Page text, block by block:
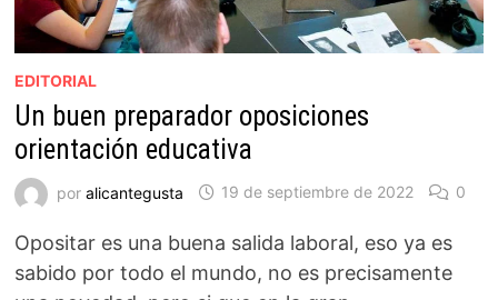
EDITORIAL
Un buen preparador oposiciones
orientación educativa
por alicantegusta 19 de septiembre de 2022 0
Opositar es una buena salida laboral, eso ya es
sabido por todo el mundo, no es precisamente